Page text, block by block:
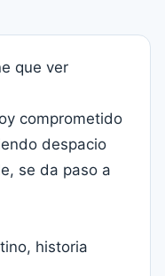
que ver
comprometido
despacio
se da paso a
historia